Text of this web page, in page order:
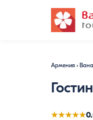
Армения ›
★★★★★